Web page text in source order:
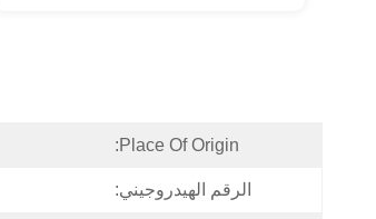
Place Of Origin:
الرقم الهيدروجيني: